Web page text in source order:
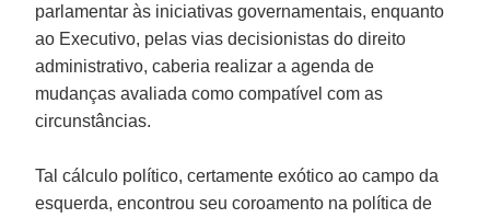
parlamentar às iniciativas governamentais, enquanto
ao Executivo, pelas vias decisionistas do direito
administrativo, caberia realizar a agenda de
mudanças avaliada como compatível com as
circunstâncias.
Tal cálculo político, certamente exótico ao campo da
esquerda, encontrou seu coroamento na política de